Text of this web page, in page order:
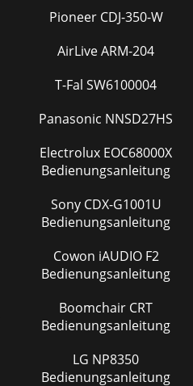
Pioneer CDJ-350-W
AirLive ARM-204
T-Fal SW6100004
Panasonic NNSD27HS
Electrolux EOC68000X
Bedienungsanleitung
Sony CDX-G1001U
Bedienungsanleitung
Cowon iAUDIO F2
Bedienungsanleitung
Boomchair CRT
Bedienungsanleitung
LG NP8350
Bedienungsanleitung